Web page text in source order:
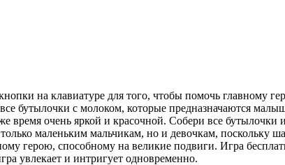
на клавиатуре для того, чтобы помочь главному
бутылочки с молоком, которые предназначаются
время очень яркой и красочной. Собери все
маленьким мальчикам, но и девочкам, поскольку
герою, способному на великие подвиги. Игра
увлекает и интригует одновременно.